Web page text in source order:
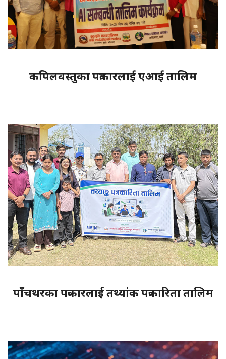
कपिलवस्तुका पत्रकारलाई एआई तालिम
पाँचथरका पत्रकारलाई तथ्यांक पत्रकारिता तालिम